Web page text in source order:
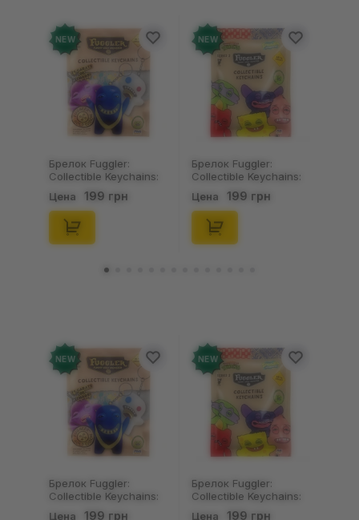
Добавьте отзыв и получите 50 грн на свой
счет
Оставить отзыв
NEW
Брелок Fuggler:
Collectible Keychains:
Gold Edition: Series 3
(Blind Box: 1 з 24),
(11550)
Цена 199 грн
NEW
Брелок Fuggler:
Collectible Keychains:
Series 2 (Blind Box: 1 з
46), (15475)
Цена 199 грн
NEW
Брелок Fuggler:
Collectible Keychains:
Gold Edition: Series 3
Цена 199 грн
NEW
Брелок Fuggler:
Collectible Keychains:
Series 2 (Blind Box: 1 з
Цена 199 грн